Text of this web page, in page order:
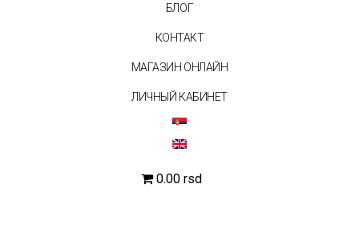
БЛОГ
КОНТАКТ
МАГАЗИН ОНЛАЙН
ЛИЧНЫЙ КАБИНЕТ
0.00 rsd